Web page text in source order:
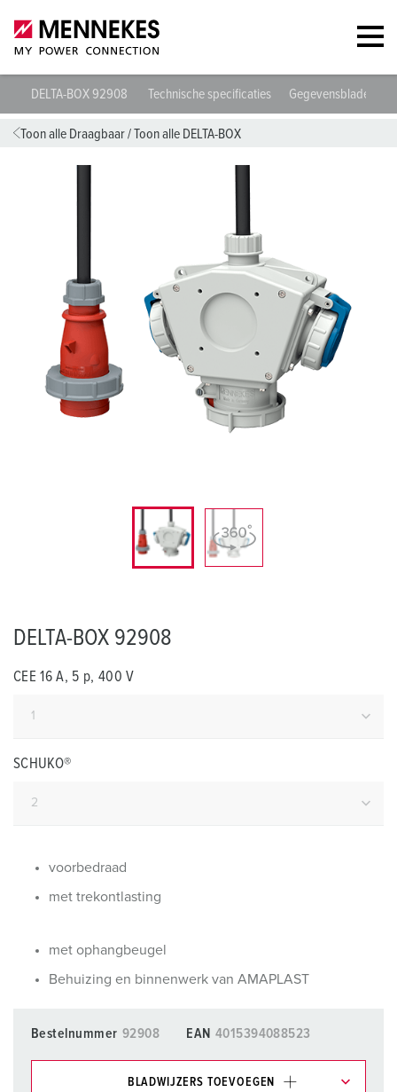
DELTA-BOX 92908 Technische specificaties Gegevensbladen &
Toon alle Draagbaar/Toon alle DELTA-BOX
DELTA-BOX 92908
CEE 16 A, 5 p, 400 V
SCHUKO®
voorbedraad
met trekontlasting
met ophangbeugel
Behuizing en binnenwerk van AMAPLAST
Bestelnummer 92908 EAN 4015394088523
BLADWIJZERS TOEVOEGEN